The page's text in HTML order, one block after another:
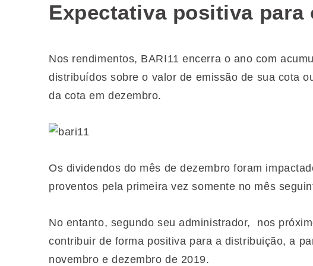
Expectativa positiva para
Nos rendimentos, BARI11 encerra o ano com
distribuídos sobre o valor de emissão de sua cota
da cota em dezembro.
Os dividendos do mês de dezembro foram
proventos pela primeira vez somente no mês
No entanto, segundo seu administrador, nos
contribuir de forma positiva para a distribuição, a
novembro e dezembro de 2019.